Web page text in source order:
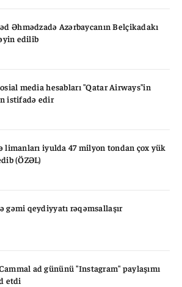
Əhmədzadə Azərbaycanın Belçikadakı
edilib
media hesabları "Qatar Airways"in
istifadə edir
limanları iyulda 47 milyon tondan çox yük
(ÖZƏL)
gəmi qeydiyyatı rəqəmsallaşır
ad gününü "Instagram" paylaşımı
etdi